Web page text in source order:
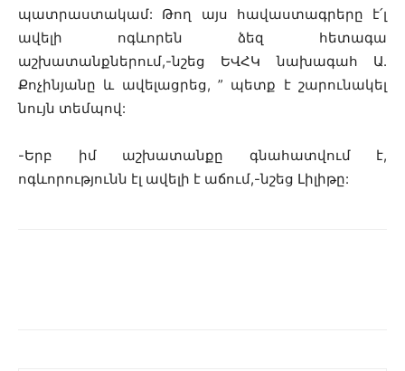
պատրաստակամ: Թող այս հավաստագրերը է՛լ
ավելի ոգևորեն ձեզ հետագա
աշխատանքներում,-նշեց ԵՎՀԿ նախագահ Ա.
Քոչինյանը և ավելացրեց, ” պետք է շարունակել
նույն տեմպով:
-Երբ իմ աշխատանքը գնահատվում է,
ոգևորությունն էլ ավելի է աճում,-նշեց Լիլիթը: